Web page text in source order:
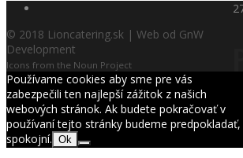
© 2018 Lioncatering.sk | Web od GnW
Development
Icons from the Noun Project
Používame cookies aby sme pre vás
zabezpečili ten najlepší zážitok z našich
webových stránok. Ak budete pokračovať v
používaní tejto stránky budeme
spokojní. Ok